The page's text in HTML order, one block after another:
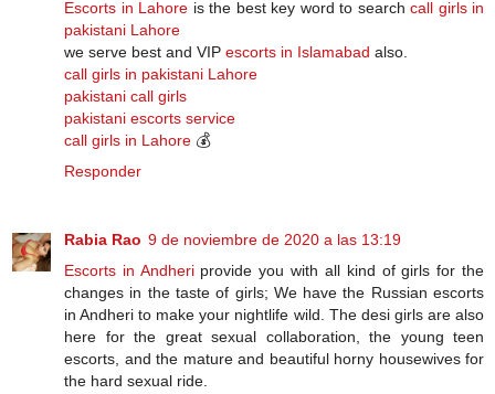
Escorts in Lahore is the best key word to search call girls in
pakistani Lahore
we serve best and VIP escorts in Islamabad also.
call girls in pakistani Lahore
pakistani call girls
pakistani escorts service
call girls in Lahore 💰
Responder
Rabia Rao 9 de noviembre de 2020 a las 13:19
Escorts in Andheriprovide you with all kind of girls for the
changes in the taste of girls; We have the Russian escorts
in Andheri to make your nightlife wild. The desi girls are also
here for the great sexual collaboration, the young teen
escorts, and the mature and beautiful horny housewives for
the hard sexual ride.